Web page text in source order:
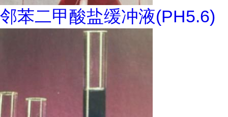
邻苯二甲酸盐缓冲液(PH5.6)